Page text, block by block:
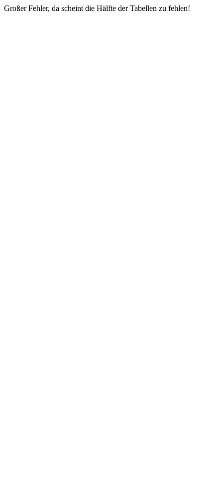
Großer Fehler, da scheint die Hälfte der Tabellen zu fehlen!